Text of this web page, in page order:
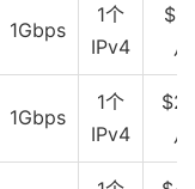
1Gbps
1个
IPv4
月
1Gbps
1个
IPv4
月